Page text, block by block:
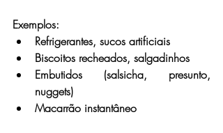
Exemplos:
Refrigerantes, sucos artificiais
Biscoitos recheados, salgadinhos
Embutidos (salsicha, presunto,
nuggets)
Macarrão instantâneo